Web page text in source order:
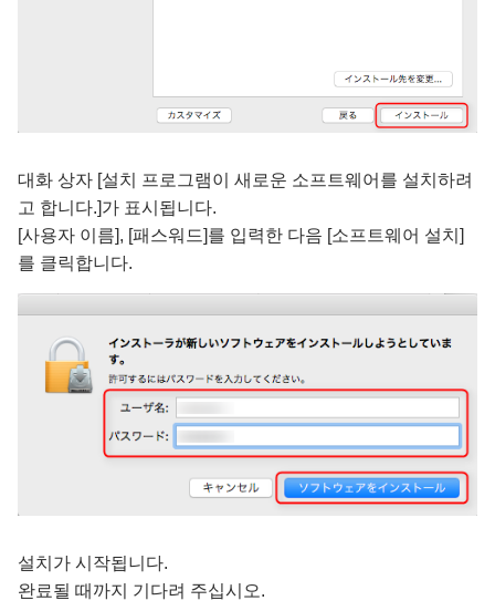
대화 상자 [설치 프로그램이 새로운 소프트웨어를 설치하려
고 합니다.]가 표시됩니다.
[사용자 이름], [패스워드]를 입력한 다음 [소프트웨어 설치]
를 클릭합니다.
설치가 시작됩니다.
완료될 때까지 기다려 주십시오.